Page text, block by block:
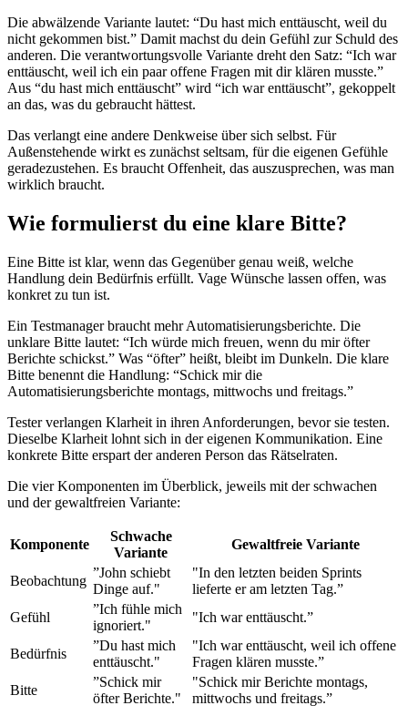
Die abwälzende Variante lautet: “Du hast mich enttäuscht, weil du
nicht gekommen bist.” Damit machst du dein Gefühl zur Schuld des
anderen. Die verantwortungsvolle Variante dreht den Satz: “Ich war
enttäuscht, weil ich ein paar offene Fragen mit dir klären musste.”
Aus “du hast mich enttäuscht” wird “ich war enttäuscht”, gekoppelt
an das, was du gebraucht hättest.
Das verlangt eine andere Denkweise über sich selbst. Für
Außenstehende wirkt es zunächst seltsam, für die eigenen Gefühle
geradezustehen. Es braucht Offenheit, das auszusprechen, was man
wirklich braucht.
Wie formulierst du eine klare Bitte?
Eine Bitte ist klar, wenn das Gegenüber genau weiß, welche
Handlung dein Bedürfnis erfüllt. Vage Wünsche lassen offen, was
konkret zu tun ist.
Ein Testmanager braucht mehr Automatisierungsberichte. Die
unklare Bitte lautet: “Ich würde mich freuen, wenn du mir öfter
Berichte schickst.” Was “öfter” heißt, bleibt im Dunkeln. Die klare
Bitte benennt die Handlung: “Schick mir die
Automatisierungsberichte montags, mittwochs und freitags.”
Tester verlangen Klarheit in ihren Anforderungen, bevor sie testen.
Dieselbe Klarheit lohnt sich in der eigenen Kommunikation. Eine
konkrete Bitte erspart der anderen Person das Rätselraten.
Die vier Komponenten im Überblick, jeweils mit der schwachen
und der gewaltfreien Variante:
Komponente
Schwache
Variante
Gewaltfreie Variante
Beobachtung
”John schiebt
Dinge auf."
"In den letzten beiden Sprints
lieferte er am letzten Tag.”
Gefühl
”Ich fühle mich
ignoriert."
"Ich war enttäuscht.”
Bedürfnis
”Du hast mich
enttäuscht."
"Ich war enttäuscht, weil ich offene
Fragen klären musste.”
Bitte
”Schick mir
öfter Berichte."
"Schick mir Berichte montags,
mittwochs und freitags.”